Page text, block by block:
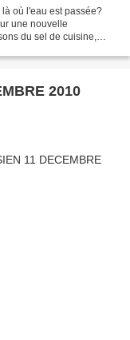
où l'eau est passée?
une nouvelle
du sel de cuisine,
2010